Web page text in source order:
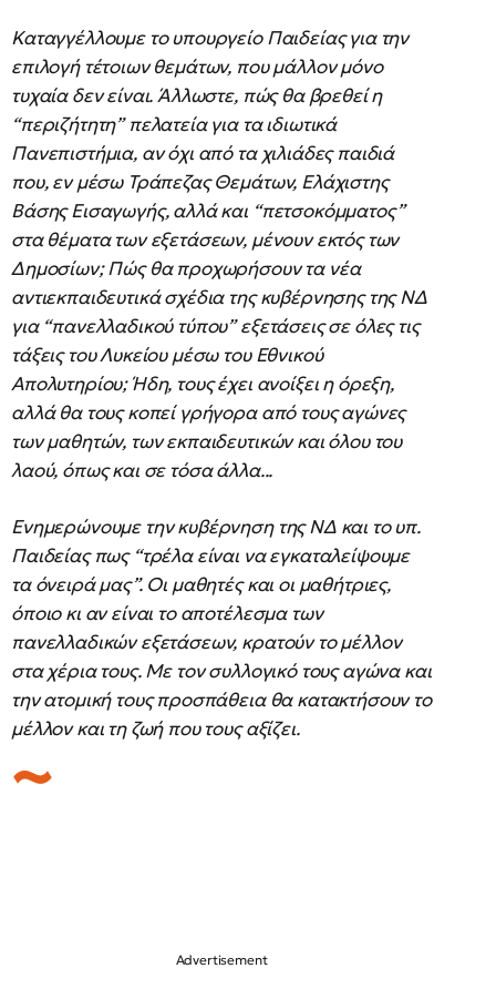
Καταγγέλλουμε το υπουργείο Παιδείας για την
επιλογή τέτοιων θεμάτων, που μάλλον μόνο
τυχαία δεν είναι. Άλλωστε, πώς θα βρεθεί η
“περιζήτητη” πελατεία για τα ιδιωτικά
Πανεπιστήμια, αν όχι από τα χιλιάδες παιδιά
που, εν μέσω Τράπεζας Θεμάτων, Ελάχιστης
Βάσης Εισαγωγής, αλλά και “πετσοκόμματος”
στα θέματα των εξετάσεων, μένουν εκτός των
Δημοσίων; Πώς θα προχωρήσουν τα νέα
αντιεκπαιδευτικά σχέδια της κυβέρνησης της ΝΔ
για “πανελλαδικού τύπου” εξετάσεις σε όλες τις
τάξεις του Λυκείου μέσω του Εθνικού
Απολυτηρίου; Ήδη, τους έχει ανοίξει η όρεξη,
αλλά θα τους κοπεί γρήγορα από τους αγώνες
των μαθητών, των εκπαιδευτικών και όλου του
λαού, όπως και σε τόσα άλλα...
Ενημερώνουμε την κυβέρνηση της ΝΔ και το υπ.
Παιδείας πως “τρέλα είναι να εγκαταλείψουμε
τα όνειρά μας”. Οι μαθητές και οι μαθήτριες,
όποιο κι αν είναι το αποτέλεσμα των
πανελλαδικών εξετάσεων, κρατούν το μέλλον
στα χέρια τους. Με τον συλλογικό τους αγώνα και
την ατομική τους προσπάθεια θα κατακτήσουν το
μέλλον και τη ζωή που τους αξίζει.